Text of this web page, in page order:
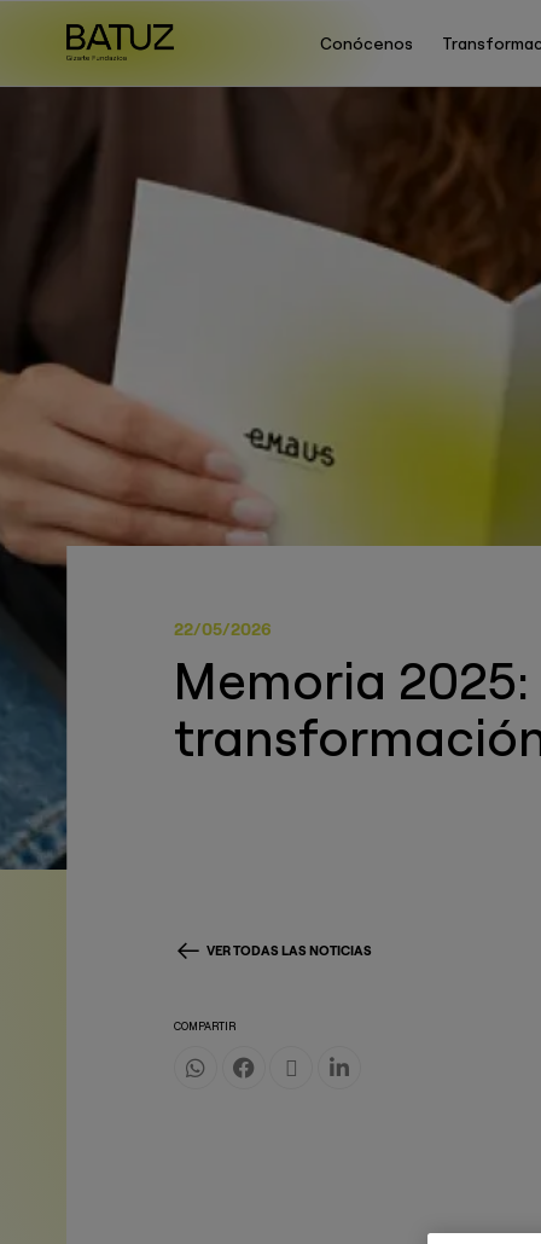
Conócenos
22/05/2026
Memoria
VER TODAS LAS NOTICIAS
COMPARTIR